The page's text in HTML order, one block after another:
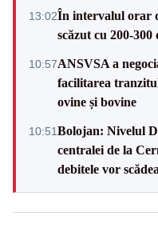
13:02În intervalul orar
scăzut cu 200-300
10:57ANSVSA a
facilitarea
ovine și bovine
10:51Bolojan: Nivelul
centralei de la
debitele vor scădea